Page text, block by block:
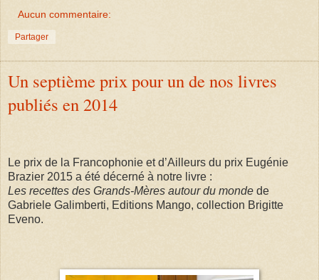
Aucun commentaire:
Partager
Un septième prix pour un de nos livres
publiés en 2014
Le prix de la Francophonie et d’Ailleurs du prix Eugénie
Brazier 2015 a été décerné à notre livre :
Les recettes des Grands-Mères autour du monde de
Gabriele Galimberti, Editions Mango, collection Brigitte
Eveno.